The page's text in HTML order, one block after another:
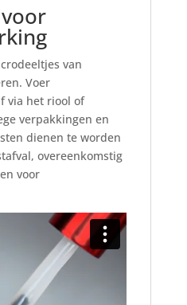
van
Voer
via het riool of
verpakkingen en
dienen te worden
overeenkomstig
voor